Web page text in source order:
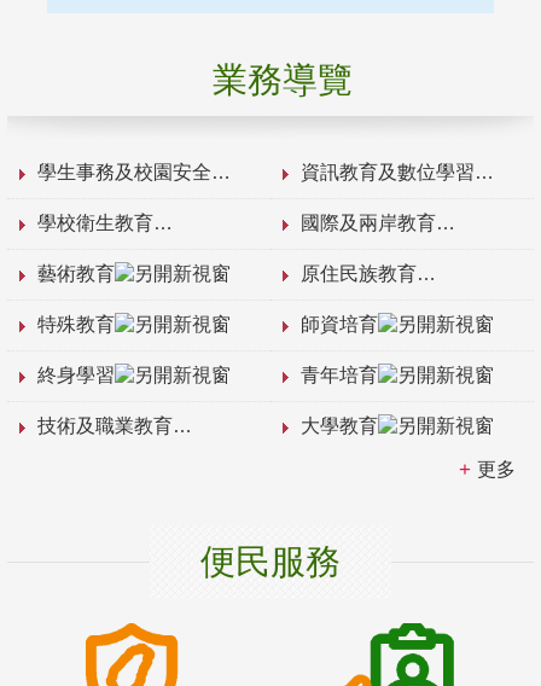
業務導覽
學生事務及校園安全 資訊教育及數位學習
學校衛生教育 國際及兩岸教育
藝術教育 原住民族教育
特殊教育 師資培育
終身學習 青年培育
技術及職業教育 大學教育
更多
便民服務